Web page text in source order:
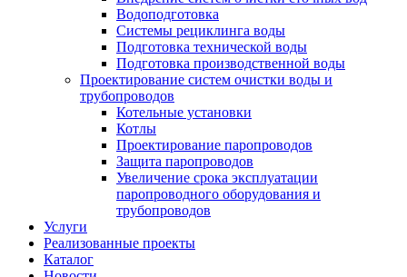
Водоподготовка
Системы рециклинга воды
Подготовка технической воды
Подготовка производственной воды
Проектирование систем очистки воды и
трубопроводов
Котельные установки
Котлы
Проектирование паропроводов
Защита паропроводов
Увеличение срока эксплуатации
паропроводного оборудования и
трубопроводов
Услуги
Реализованные проекты
Каталог